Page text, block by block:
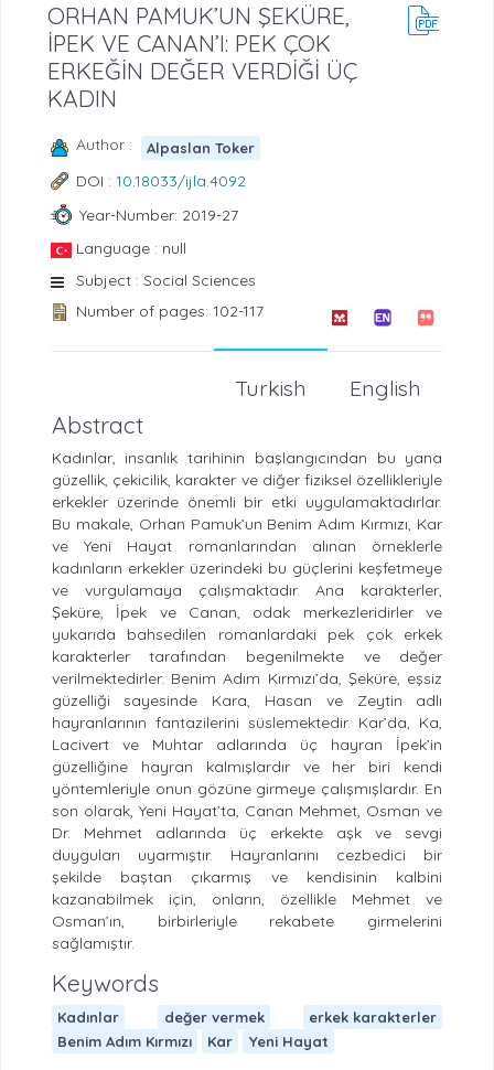
ORHAN PAMUK’UN ŞEKÜRE,
İPEK VE CANAN’I: PEK ÇOK
ERKEĞİN DEĞER VERDİĞİ ÜÇ
KADIN
Author : Alpaslan Toker
DOI : 10.18033/ijla.4092
Year-Number: 2019-27
Language : null
Subject : Social Sciences
Number of pages: 102-117
English
Turkish
Abstract
Kadınlar, insanlık tarihinin başlangıcından bu yana
güzellik, çekicilik, karakter ve diğer fiziksel özellikleriyle
erkekler üzerinde önemli bir etki uygulamaktadırlar.
Bu makale, Orhan Pamuk’un Benim Adım Kırmızı, Kar
ve Yeni Hayat romanlarından alınan örneklerle
kadınların erkekler üzerindeki bu güçlerini keşfetmeye
ve vurgulamaya çalışmaktadır. Ana karakterler,
Şeküre, İpek ve Canan, odak merkezleridirler ve
yukarıda bahsedilen romanlardaki pek çok erkek
karakterler tarafından begenilmekte ve değer
verilmektedirler. Benim Adım Kırmızı’da, Şeküre, eşsiz
güzelliği sayesinde Kara, Hasan ve Zeytin adlı
hayranlarının fantazilerini süslemektedir. Kar’da, Ka,
Lacivert ve Muhtar adlarında üç hayran İpek’in
güzelliğine hayran kalmışlardır ve her biri kendi
yöntemleriyle onun gözüne girmeye çalışmışlardır. En
son olarak, Yeni Hayat’ta, Canan Mehmet, Osman ve
Dr. Mehmet adlarında üç erkekte aşk ve sevgi
duyguları uyarmıştır. Hayranlarını cezbedici bir
şekilde baştan çıkarmış ve kendisinin kalbini
kazanabilmek için, onların, özellikle Mehmet ve
Osman’ın, birbirleriyle rekabete girmelerini
sağlamıştır.
Keywords
Kadınlar değer vermek
erkek karakterler
Benim Adım Kırmızı
Kar Yeni Hayat